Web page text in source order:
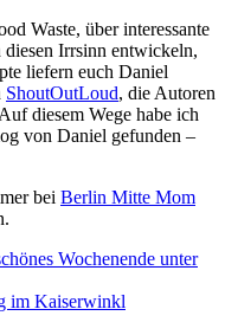
Waste, über interessante
diesen Irrsinn entwickeln,
liefern euch Daniel
ShoutOutLoud, die Autoren
diesem Wege habe ich
von Daniel gefunden –
bei Berlin Mitte Mom
Wochenende unter
im Kaiserwinkl